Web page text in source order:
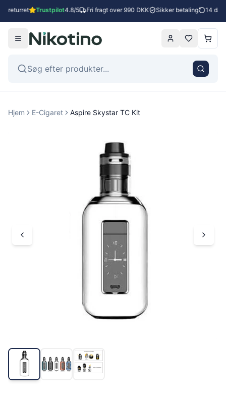
returret Trustpilot4.8/5 Fri fragt over 990 DKK Sikker betaling 14
Hjem E-Cigaret Aspire Skystar TC Kit